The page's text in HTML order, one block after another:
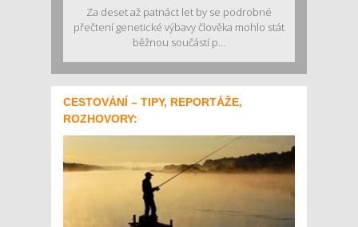
Za deset až patnáct let by se podrobné
přečtení genetické výbavy člověka mohlo stát
běžnou součástí p...
CESTOVÁNÍ – TIPY, REPORTÁŽE,
ROZHOVORY: